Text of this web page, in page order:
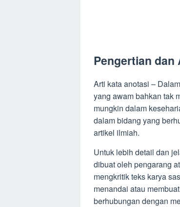
Pengertian
Arti kata anotasi –
yang awam bahkan tak
mungkin dalam
dalam bidang yang
artikel ilmiah.
Untuk lebih detail dan
dibuat oleh pengarang
mengkritik teks karya
menandai atau
berhubungan dengan